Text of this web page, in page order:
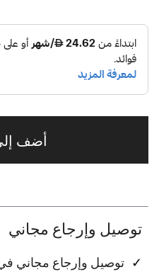
أضف
توصيل وإرجاع مجاني
توصيل وإرجاع مجاني في